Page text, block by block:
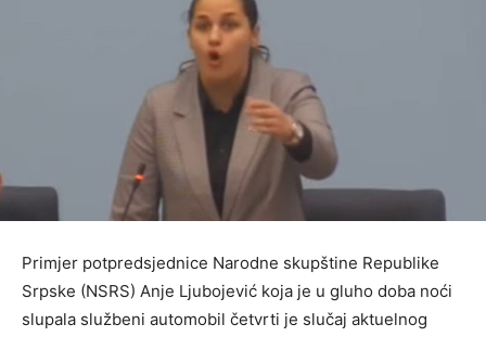
Primjer potpredsjednice Narodne skupštine Republike
Srpske (NSRS) Anje Ljubojević koja je u gluho doba noći
slupala službeni automobil četvrti je slučaj aktuelnog